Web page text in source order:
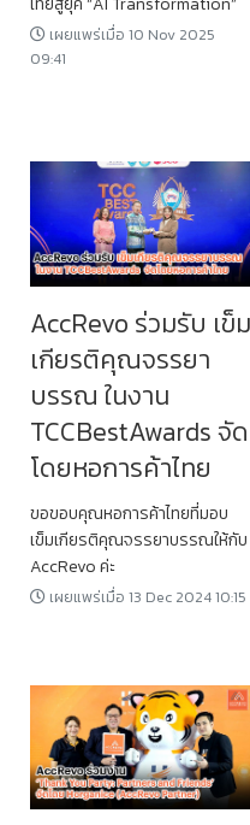
เผยแพร่เมื่อ 10 Nov 2025
09:41
AccRevo ร่วมรับ เข็ม
เกียรติคุณจรรยา
บรรณ ในงาน
TCCBestAwards จัด
โดยหอการค้าไทย
ขอขอบคุณหอการค้าไทยที่มอบ
เข็มเกียรติคุณจรรยาบรรณให้กับ
AccRevo ค่ะ
เผยแพร่เมื่อ 13 Dec 2024 10:15